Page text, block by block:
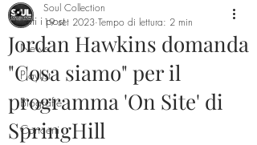
Tutti i post
News
Playlist
Biografie
Concerti
Jordan Hawkins domanda
"Cosa siamo" per il
programma 'On Site' di
SpringHill
Soul Collection
19 set 2023 Tempo di lettura: 2 min